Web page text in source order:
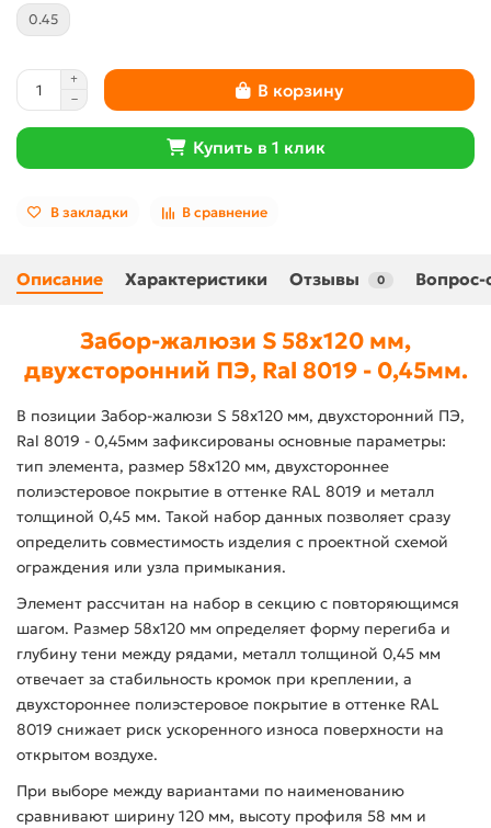
0.45
В корзину
Купить в 1 клик
В закладки В сравнение
Описание Характеристики Отзывы 0 Вопрос-
Забор-жалюзи S 58х120 мм,
двухсторонний ПЭ, Ral 8019 - 0,45мм.
В позиции Забор-жалюзи S 58х120 мм, двухсторонний ПЭ,
Ral 8019 - 0,45мм зафиксированы основные параметры:
тип элемента, размер 58х120 мм, двухстороннее
полиэстеровое покрытие в оттенке RAL 8019 и металл
толщиной 0,45 мм. Такой набор данных позволяет сразу
определить совместимость изделия с проектной схемой
ограждения или узла примыкания.
Элемент рассчитан на набор в секцию с повторяющимся
шагом. Размер 58х120 мм определяет форму перегиба и
глубину тени между рядами, металл толщиной 0,45 мм
отвечает за стабильность кромок при креплении, а
двухстороннее полиэстеровое покрытие в оттенке RAL
8019 снижает риск ускоренного износа поверхности на
открытом воздухе.
При выборе между вариантами по наименованию
сравнивают ширину 120 мм, высоту профиля 58 мм и